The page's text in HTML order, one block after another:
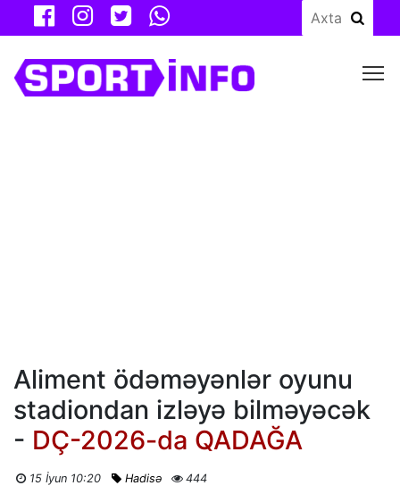
Aliment ödəməyənlər oyunu
stadiondan izləyə bilməyəcək
- DÇ-2026-da QADAĞA
15 İyun 10:20 Hadisə 444